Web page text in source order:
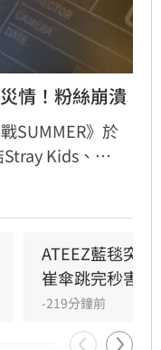
情！粉絲崩潰
SUMMER》於
Kids、
藝。然而，付費
大批觀眾無法觀
過約半小時的緊
分左右恢復正
ATEEZ藍毯突
崔傘跳完秒害羞
-219分鐘前